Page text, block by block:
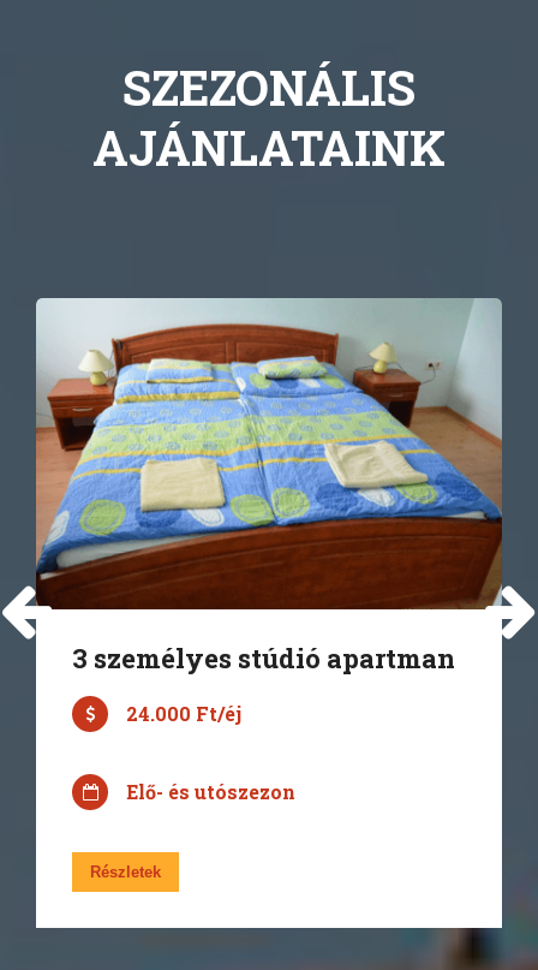
SZEZONÁLIS
AJÁNLATAINK
3 személyes stúdió apartman
24.000 Ft/éj
Elő- és utószezon
Részletek